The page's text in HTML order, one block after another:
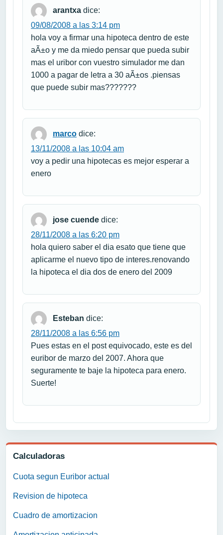
Calculadoras
Cuota segun Euribor actual
Revision de hipoteca
Cuadro de amortizacion
arantxa dice:
09/08/2008 a las 3:14 pm
hola voy a firmar una hipoteca dentro de este
aÃ±o y me da miedo pensar que pueda subir
mas el uribor con vuestro simulador me dan
1000 a pagar de letra a 30 aÃ±os .piensas
que puede subir mas???????
marco dice:
13/11/2008 a las 10:04 am
voy a pedir una hipotecas es mejor esperar a
enero
jose cuende dice:
28/11/2008 a las 6:20 pm
hola quiero saber el dia esato que tiene que
aplicarme el nuevo tipo de interes.renovando
la hipoteca el dia dos de enero del 2009
Esteban dice:
28/11/2008 a las 6:56 pm
Pues estas en el post equivocado, este es del
euribor de marzo del 2007. Ahora que
seguramente te baje la hipoteca para enero.
Suerte!